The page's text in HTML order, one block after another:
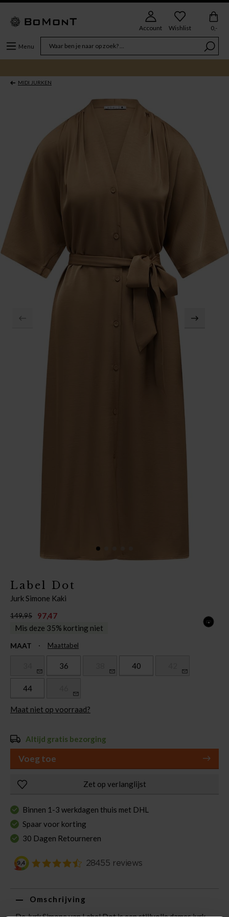
Menu
Account Wishlist 0,-
MIDI JURKEN
Label Dot
Jurk Simone Kaki
149,95
97,47
Mis deze 35% korting niet
MAAT Maattabel
36 40
44
Maat niet op voorraad?
Altijd gratis bezorging
Voeg toe
Zet op verlanglijst
Binnen 1-3 werkdagen thuis met DHL
Spaar voor korting
30 Dagen Retourneren
Omschrijving